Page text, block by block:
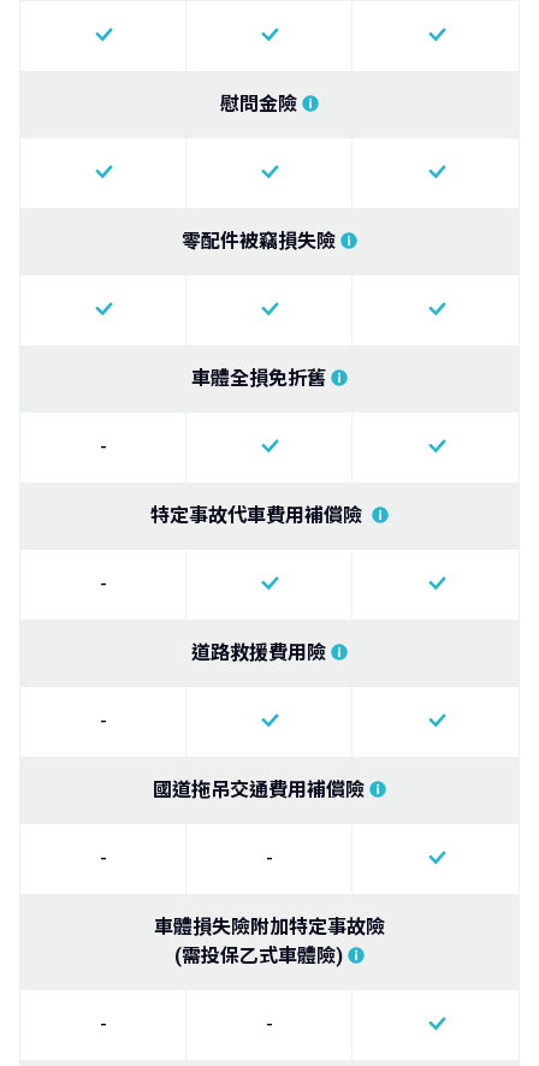
慰問金險
零配件被竊損失險
車體全損免折舊
-
特定事故代車費用補償險
-
道路救援費用險
-
國道拖吊交通費用補償險
- -
車體損失險附加特定事故險
(需投保乙式車體險)
- -